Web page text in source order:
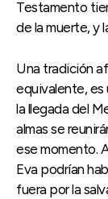
Testamento
de la muerte, y
Una tradición
equivalente, es
la llegada del
almas se
ese momento.
Eva podrían
fuera por la